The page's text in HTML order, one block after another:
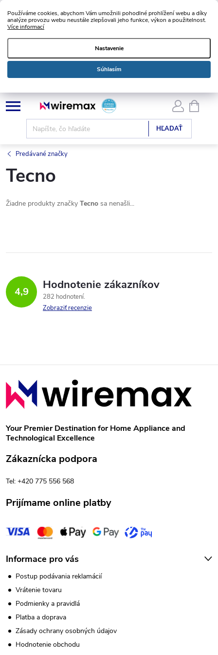
Používáme cookies, abychom Vám umožnili pohodlné prohlížení webu a díky
analýze provozu webu neustále zlepšovali jeho funkce, výkon a použitelnost.
Více informací
Nastavenie
Súhlasím
Prejsť
na
HĽADAŤ
KOŠÍK
Predávané značky
Tecno
Žiadne produkty značky Tecno sa nenašli...
4,9 Hodnotenie zákazníkov
282 hodnotení
Zobraziť recenzie
Z
á
p
ä
t
e
Your Premier Destination for Home Appliance and
Technological Excellence
Zákaznícka podpora
Tel: +420 775 556 568
Prijímame online platby
Informace pro vás
Postup podávania reklamácií
Vrátenie tovaru
Podmienky a pravidlá
Platba a doprava
Zásady ochrany osobných údajov
Hodnotenie obchodu